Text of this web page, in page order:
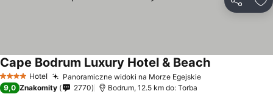
4 KategoriaHotel Panoramiczne widoki na Morze Egejskie
Cape Bodrum Luxury Hotel & Beach
9,0 Znakomity 2770 Bodrum, 12.5 km do: Torba